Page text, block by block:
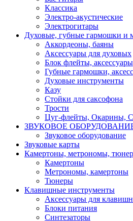
Классика
Электро-акустические
Электрогитары
Духовые, губные гармошки и
Аккордеоны, баяны
Аксессуары для духовых
Блок флейты, аксессуары
Губные гармошки,
Духовые инструменты
Казу
Стойки для саксофона
Трости
Цуг-флейты, Окарины,
ЗВУКОВОЕ
Звуковое оборудование
Звуковые карты
Камертоны, метрономы,
Камертоны
Метрономы, камертоны
Тюнеры
Клавишные инструменты
Аксессуары для
Блоки питания
Синтезаторы